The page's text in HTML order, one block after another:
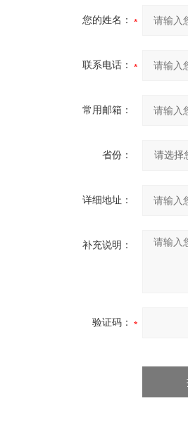
您的姓名：
联系电话：
常用邮箱：
省份：
详细地址：
补充说明：
验证码：